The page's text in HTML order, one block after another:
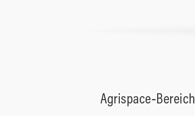
Agrispace‑Bereich